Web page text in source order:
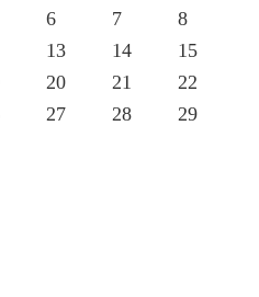
6 7
8
13 14
15
20 21
22
27 28
29